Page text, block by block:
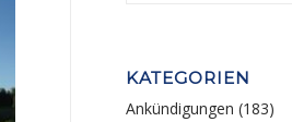
KATEGORIEN
Ankündigungen (183)